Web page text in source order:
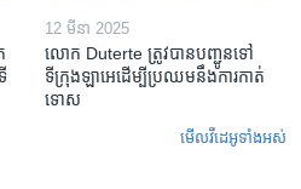
12 មីនា 2025
លោក Duterte ត្រូវ​បាន​បញ្ជូនទៅ
ទីក្រុងឡាអេ​ដើម្បី​ប្រឈម​នឹង​ការកាត់
ទោស
មើល​វីដេអូ​ទាំង​អស់